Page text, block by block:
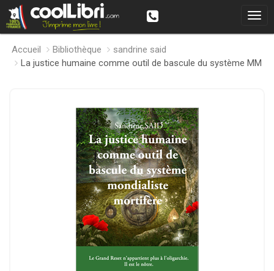
Accueil Bibliothèque
sandrine said
La justice humaine comme outil de bascule du système MM